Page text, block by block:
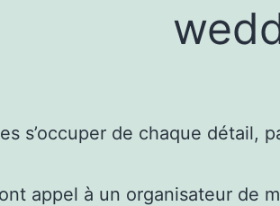
s’occuper de chaque détail,
appel à un organisateur de